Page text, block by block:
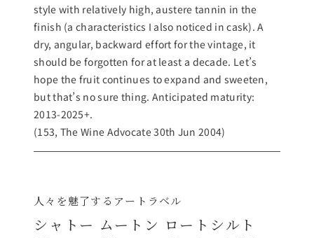
style with relatively high, austere tannin in the
finish (a characteristics I also noticed in cask). A
dry, angular, backward effort for the vintage, it
should be forgotten for at least a decade. Let’s
hope the fruit continues to expand and sweeten,
but that’s no sure thing. Anticipated maturity:
2013-2025+.
(153, The Wine Advocate 30th Jun 2004)
人々を魅了するアートラベル
シャトー ムートン ロートシルト